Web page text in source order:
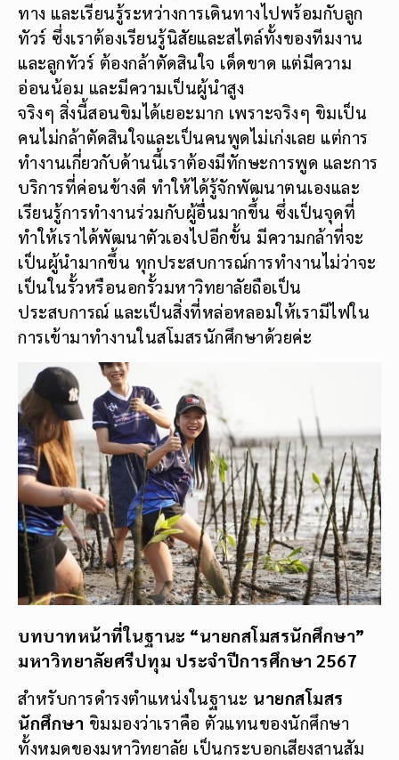
ทาง และเรียนรู้ระหว่างการเดินทางไปพร้อมกับลูก
ทัวร์ ซึ่งเราต้องเรียนรู้นิสัยและสไตล์ทั้งของทีมงาน
และลูกทัวร์ ต้องกล้าตัดสินใจ เด็ดขาด แต่มีความ
อ่อนน้อม และมีความเป็นผู้นำสูง
จริงๆ สิ่งนี้สอนขิมได้เยอะมาก เพราะจริงๆ ขิมเป็น
คนไม่กล้าตัดสินใจและเป็นคนพูดไม่เก่งเลย แต่การ
ทำงานเกี่ยวกับด้านนี้เราต้องมีทักษะการพูด และการ
บริการที่ค่อนข้างดี ทำให้ได้รู้จักพัฒนาตนเองและ
เรียนรู้การทำงานร่วมกับผู้อื่นมากขึ้น ซึ่งเป็นจุดที่
ทำให้เราได้พัฒนาตัวเองไปอีกขั้น มีความกล้าที่จะ
เป็นผู้นำมากขึ้น ทุกประสบการณ์การทำงานไม่ว่าจะ
เป็นในรั้วหรือนอกรั้วมหาวิทยาลัยถือเป็น
ประสบการณ์ และเป็นสิ่งที่หล่อหลอมให้เรามีไฟใน
การเข้ามาทำงานในสโมสรนักศึกษาด้วยค่ะ
บทบาทหน้าที่ในฐานะ “นายกสโมสรนักศึกษา”
มหาวิทยาลัยศรีปทุม ประจำปีการศึกษา 2567
สำหรับการดำรงตำแหน่งในฐานะ นายกสโมสร
นักศึกษา ขิมมองว่าเราคือ ตัวแทนของนักศึกษา
ทั้งหมดของมหาวิทยาลัย เป็นกระบอกเสียงสานสัม